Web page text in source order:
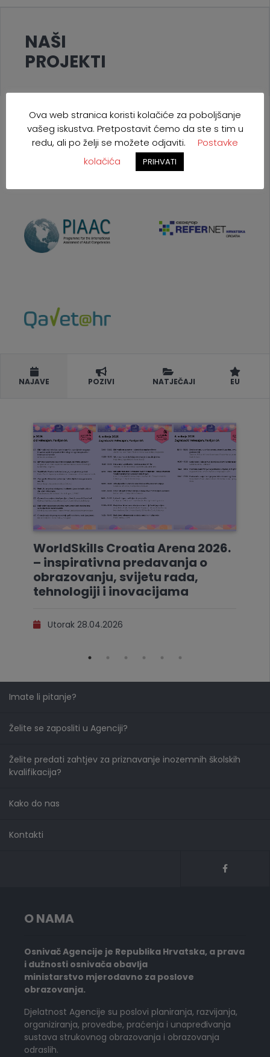
NAŠI
PROJEKTI
NAJAVE POZIVI NATJEČAJI EU
WorldSkills Croatia Arena 2026.
– inspirativna predavanja o
obrazovanju, svijetu rada,
tehnologiji i inovacijama
Utorak 28.04.2026
Imate li pitanje?
Želite se zaposliti u Agenciji?
Želite predati zahtjev za priznavanje inozemnih školskih
kvalifikacija?
Kako do nas
Kontakti
O NAMA
Osnivač Agencije je Republika Hrvatska, a prava
i dužnosti osnivača obavlja
ministarstvo mjerodavno za poslove
obrazovanja.
Djelatnost Agencije su poslovi planiranja, razvijanja,
organiziranja, provedbe, praćenja i unapređivanja
sustava strukovnog obrazovanja i obrazovanja
odraslih.
Ova web stranica koristi kolačiće za poboljšanje
vašeg iskustva. Pretpostavit ćemo da ste s tim u
redu, ali po želji se možete odjaviti.
Postavke
kolačića
PRIHVATI